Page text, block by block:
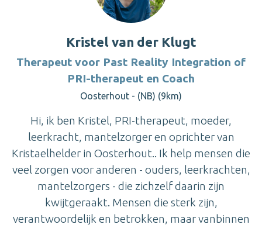
Kristel van der Klugt
Therapeut voor Past Reality Integration of
PRI-therapeut en Coach
Oosterhout - (NB) (9km)
Hi, ik ben Kristel, PRI-therapeut, moeder,
leerkracht, mantelzorger en oprichter van
Kristaelhelder in Oosterhout.. Ik help mensen die
veel zorgen voor anderen - ouders, leerkrachten,
mantelzorgers - die zichzelf daarin zijn
kwijtgeraakt. Mensen die sterk zijn,
verantwoordelijk en betrokken, maar vanbinnen